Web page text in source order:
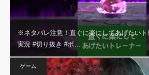
※ネタバレ注意！直ぐに楽にしてあげたいト
実況 #切り抜き #ポ…
ゲーム